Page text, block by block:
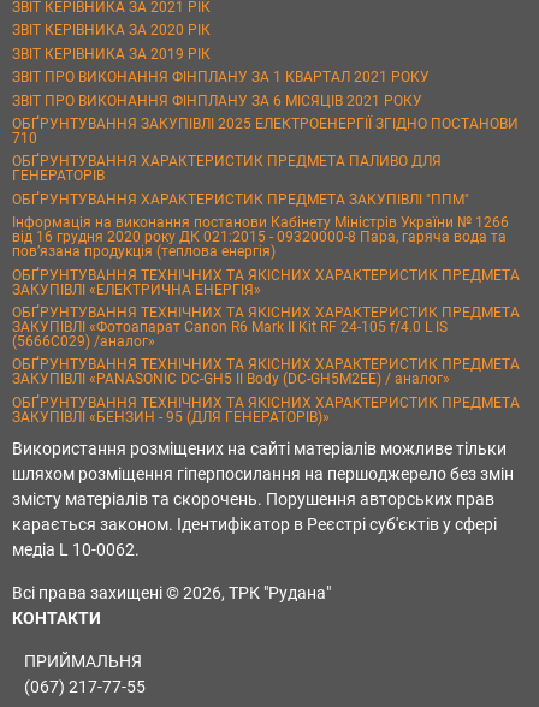
ЗВІТ КЕРІВНИКА ЗА 2021 РІК
ЗВІТ КЕРІВНИКА ЗА 2020 РІК
ЗВІТ КЕРІВНИКА ЗА 2019 РІК
ЗВІТ ПРО ВИКОНАННЯ ФІНПЛАНУ ЗА 1 КВАРТАЛ 2021 РОКУ
ЗВІТ ПРО ВИКОНАННЯ ФІНПЛАНУ ЗА 6 МІСЯЦІВ 2021 РОКУ
ОБҐРУНТУВАННЯ ЗАКУПІВЛІ 2025 ЕЛЕКТРОЕНЕРГІЇ ЗГІДНО ПОСТАНОВИ
710
ОБҐРУНТУВАННЯ ХАРАКТЕРИСТИК ПРЕДМЕТА ПАЛИВО ДЛЯ
ГЕНЕРАТОРІВ
ОБҐРУНТУВАННЯ ХАРАКТЕРИСТИК ПРЕДМЕТА ЗАКУПІВЛІ "ППМ"
Інформація на виконання постанови Кабінету Міністрів України № 1266
від 16 грудня 2020 року ДК 021:2015 - 09320000-8 Пара, гаряча вода та
пов’язана продукція (теплова енергія)
ОБҐРУНТУВАННЯ ТЕХНІЧНИХ ТА ЯКІСНИХ ХАРАКТЕРИСТИК ПРЕДМЕТА
ЗАКУПІВЛІ «ЕЛЕКТРИЧНА ЕНЕРГІЯ»
ОБҐРУНТУВАННЯ ТЕХНІЧНИХ ТА ЯКІСНИХ ХАРАКТЕРИСТИК ПРЕДМЕТА
ЗАКУПІВЛІ «Фотоапарат Canon R6 Mark II Kit RF 24-105 f/4.0 L IS
(5666C029) /аналог»
ОБҐРУНТУВАННЯ ТЕХНІЧНИХ ТА ЯКІСНИХ ХАРАКТЕРИСТИК ПРЕДМЕТА
ЗАКУПІВЛІ «PANASONIC DC-GH5 II Body (DC-GH5M2EE) / аналог»
ОБҐРУНТУВАННЯ ТЕХНІЧНИХ ТА ЯКІСНИХ ХАРАКТЕРИСТИК ПРЕДМЕТА
ЗАКУПІВЛІ «БЕНЗИН - 95 (ДЛЯ ГЕНЕРАТОРІВ)»
Використання розміщених на сайті матеріалів можливе тільки
шляхом розміщення гіперпосилання на першоджерело без змін
змісту матеріалів та скорочень. Порушення авторських прав
карається законом. Ідентифікатор в Реєстрі суб'єктів у сфері
медіа L 10-0062.
Всі права захищені © 2026, ТРК "Рудана"
КОНТАКТИ
ПРИЙМАЛЬНЯ
(067) 217-77-55